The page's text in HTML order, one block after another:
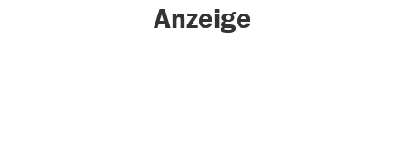
Anzeige